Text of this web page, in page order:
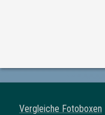
Vergleiche Fotoboxen